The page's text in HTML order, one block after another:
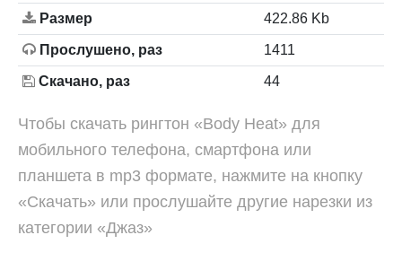
Размер 422.86 Kb
Прослушено, раз 1411
Скачано, раз 44
Чтобы скачать рингтон «Body Heat» для
мобильного телефона, смартфона или
планшета в mp3 формате, нажмите на кнопку
«Скачать» или прослушайте другие нарезки из
категории «Джаз»